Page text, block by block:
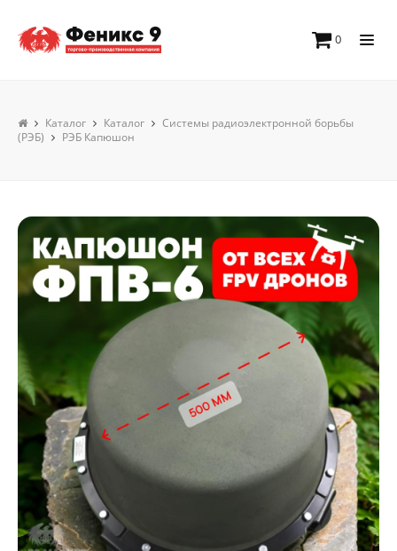
0
Каталог Каталог
Системы радиоэлектронной борьбы
(РЭБ)
РЭБ Капюшон